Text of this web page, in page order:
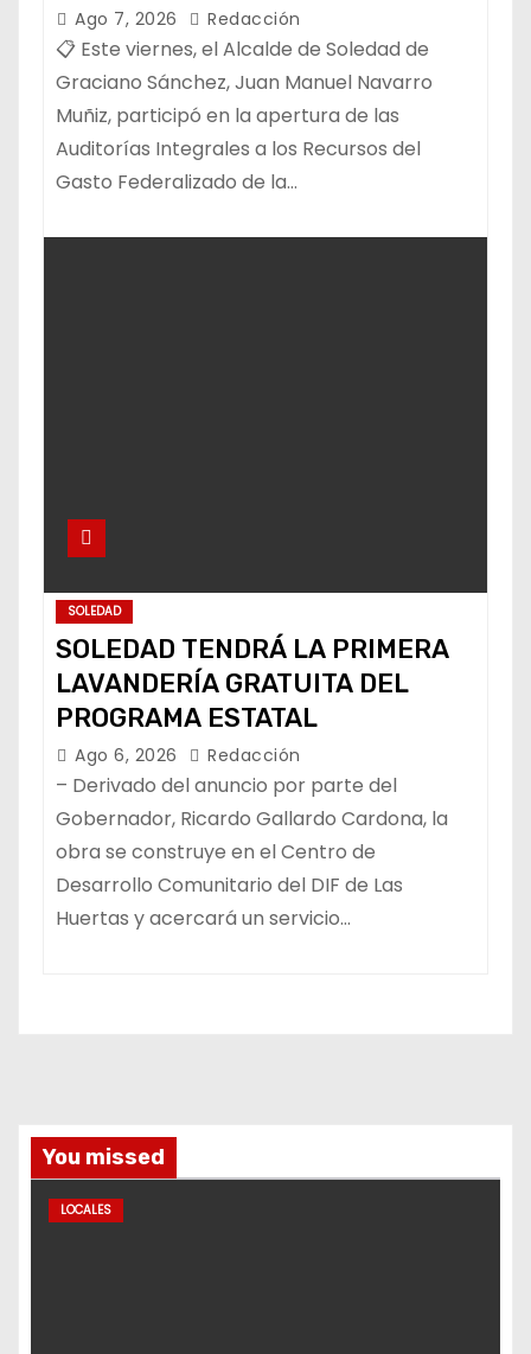
FEDERALIZADO 📝
Ago 7, 2026 Redacción
📋 Este viernes, el Alcalde de Soledad de
Graciano Sánchez, Juan Manuel Navarro
Muñiz, participó en la apertura de las
Auditorías Integrales a los Recursos del
Gasto Federalizado de la…
SOLEDAD
SOLEDAD TENDRÁ LA PRIMERA
LAVANDERÍA GRATUITA DEL
PROGRAMA ESTATAL
Ago 6, 2026 Redacción
– Derivado del anuncio por parte del
Gobernador, Ricardo Gallardo Cardona, la
obra se construye en el Centro de
Desarrollo Comunitario del DIF de Las
Huertas y acercará un servicio…
You missed
LOCALES